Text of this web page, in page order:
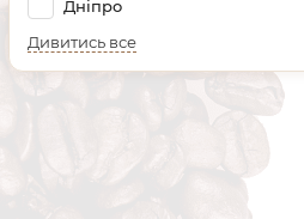
Дніпро
Дивитись все